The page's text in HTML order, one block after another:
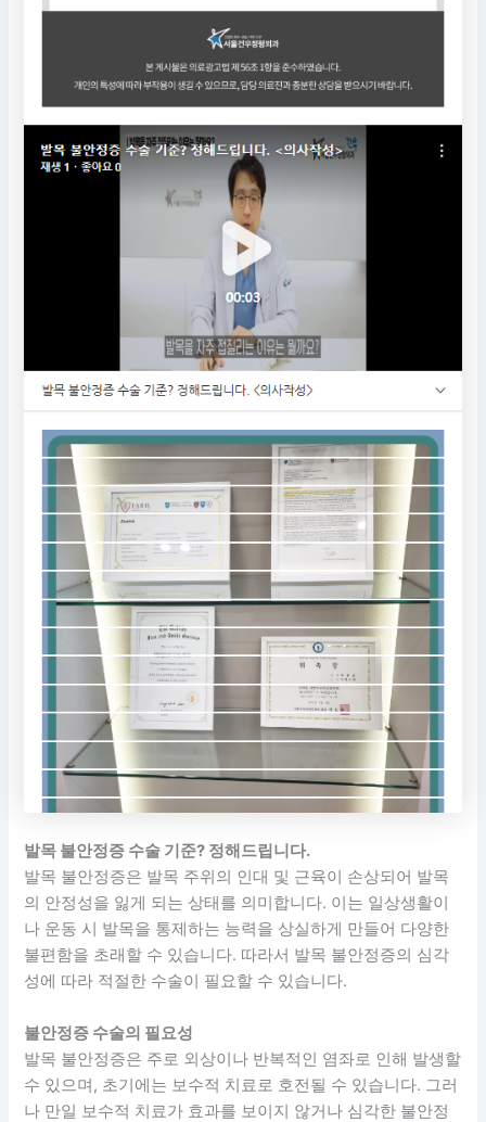
발목 불안정증 수술 기준? 정해드립니다.
발목 불안정증은 발목 주위의 인대 및 근육이 손상되어 발목
의 안정성을 잃게 되는 상태를 의미합니다. 이는 일상생활이
나 운동 시 발목을 통제하는 능력을 상실하게 만들어 다양한
불편함을 초래할 수 있습니다. 따라서 발목 불안정증의 심각
성에 따라 적절한 수술이 필요할 수 있습니다.
불안정증 수술의 필요성
발목 불안정증은 주로 외상이나 반복적인 염좌로 인해 발생할
수 있으며, 초기에는 보수적 치료로 호전될 수 있습니다. 그러
나 만일 보수적 치료가 효과를 보이지 않거나 심각한 불안정